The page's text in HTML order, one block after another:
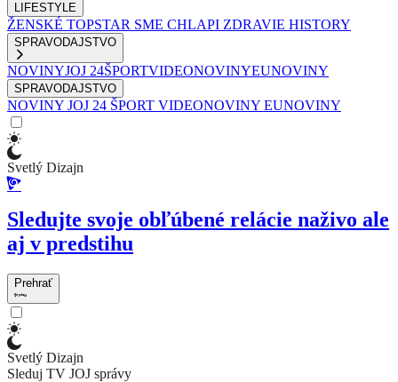
LIFESTYLE
ŽENSKÉ TOPSTAR SME CHLAPI ZDRAVIE HISTORY
SPRAVODAJSTVO
NOVINYJOJ 24ŠPORTVIDEONOVINYEUNOVINY
SPRAVODAJSTVO
NOVINY JOJ 24 ŠPORT VIDEONOVINY EUNOVINY
Svetlý Dizajn
Sledujte svoje obľúbené relácie naživo ale
aj v predstihu
Prehrať
Svetlý Dizajn
Sleduj TV JOJ správy